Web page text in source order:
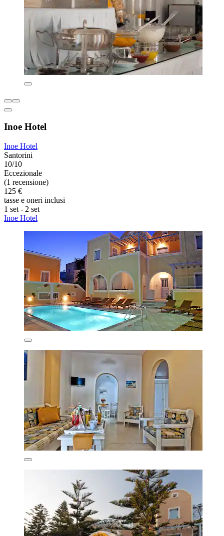
Inoe Hotel
Inoe Hotel
Santorini
10/10
Eccezionale
(1 recensione)
125 €
tasse e oneri inclusi
1 set - 2 set
Inoe Hotel